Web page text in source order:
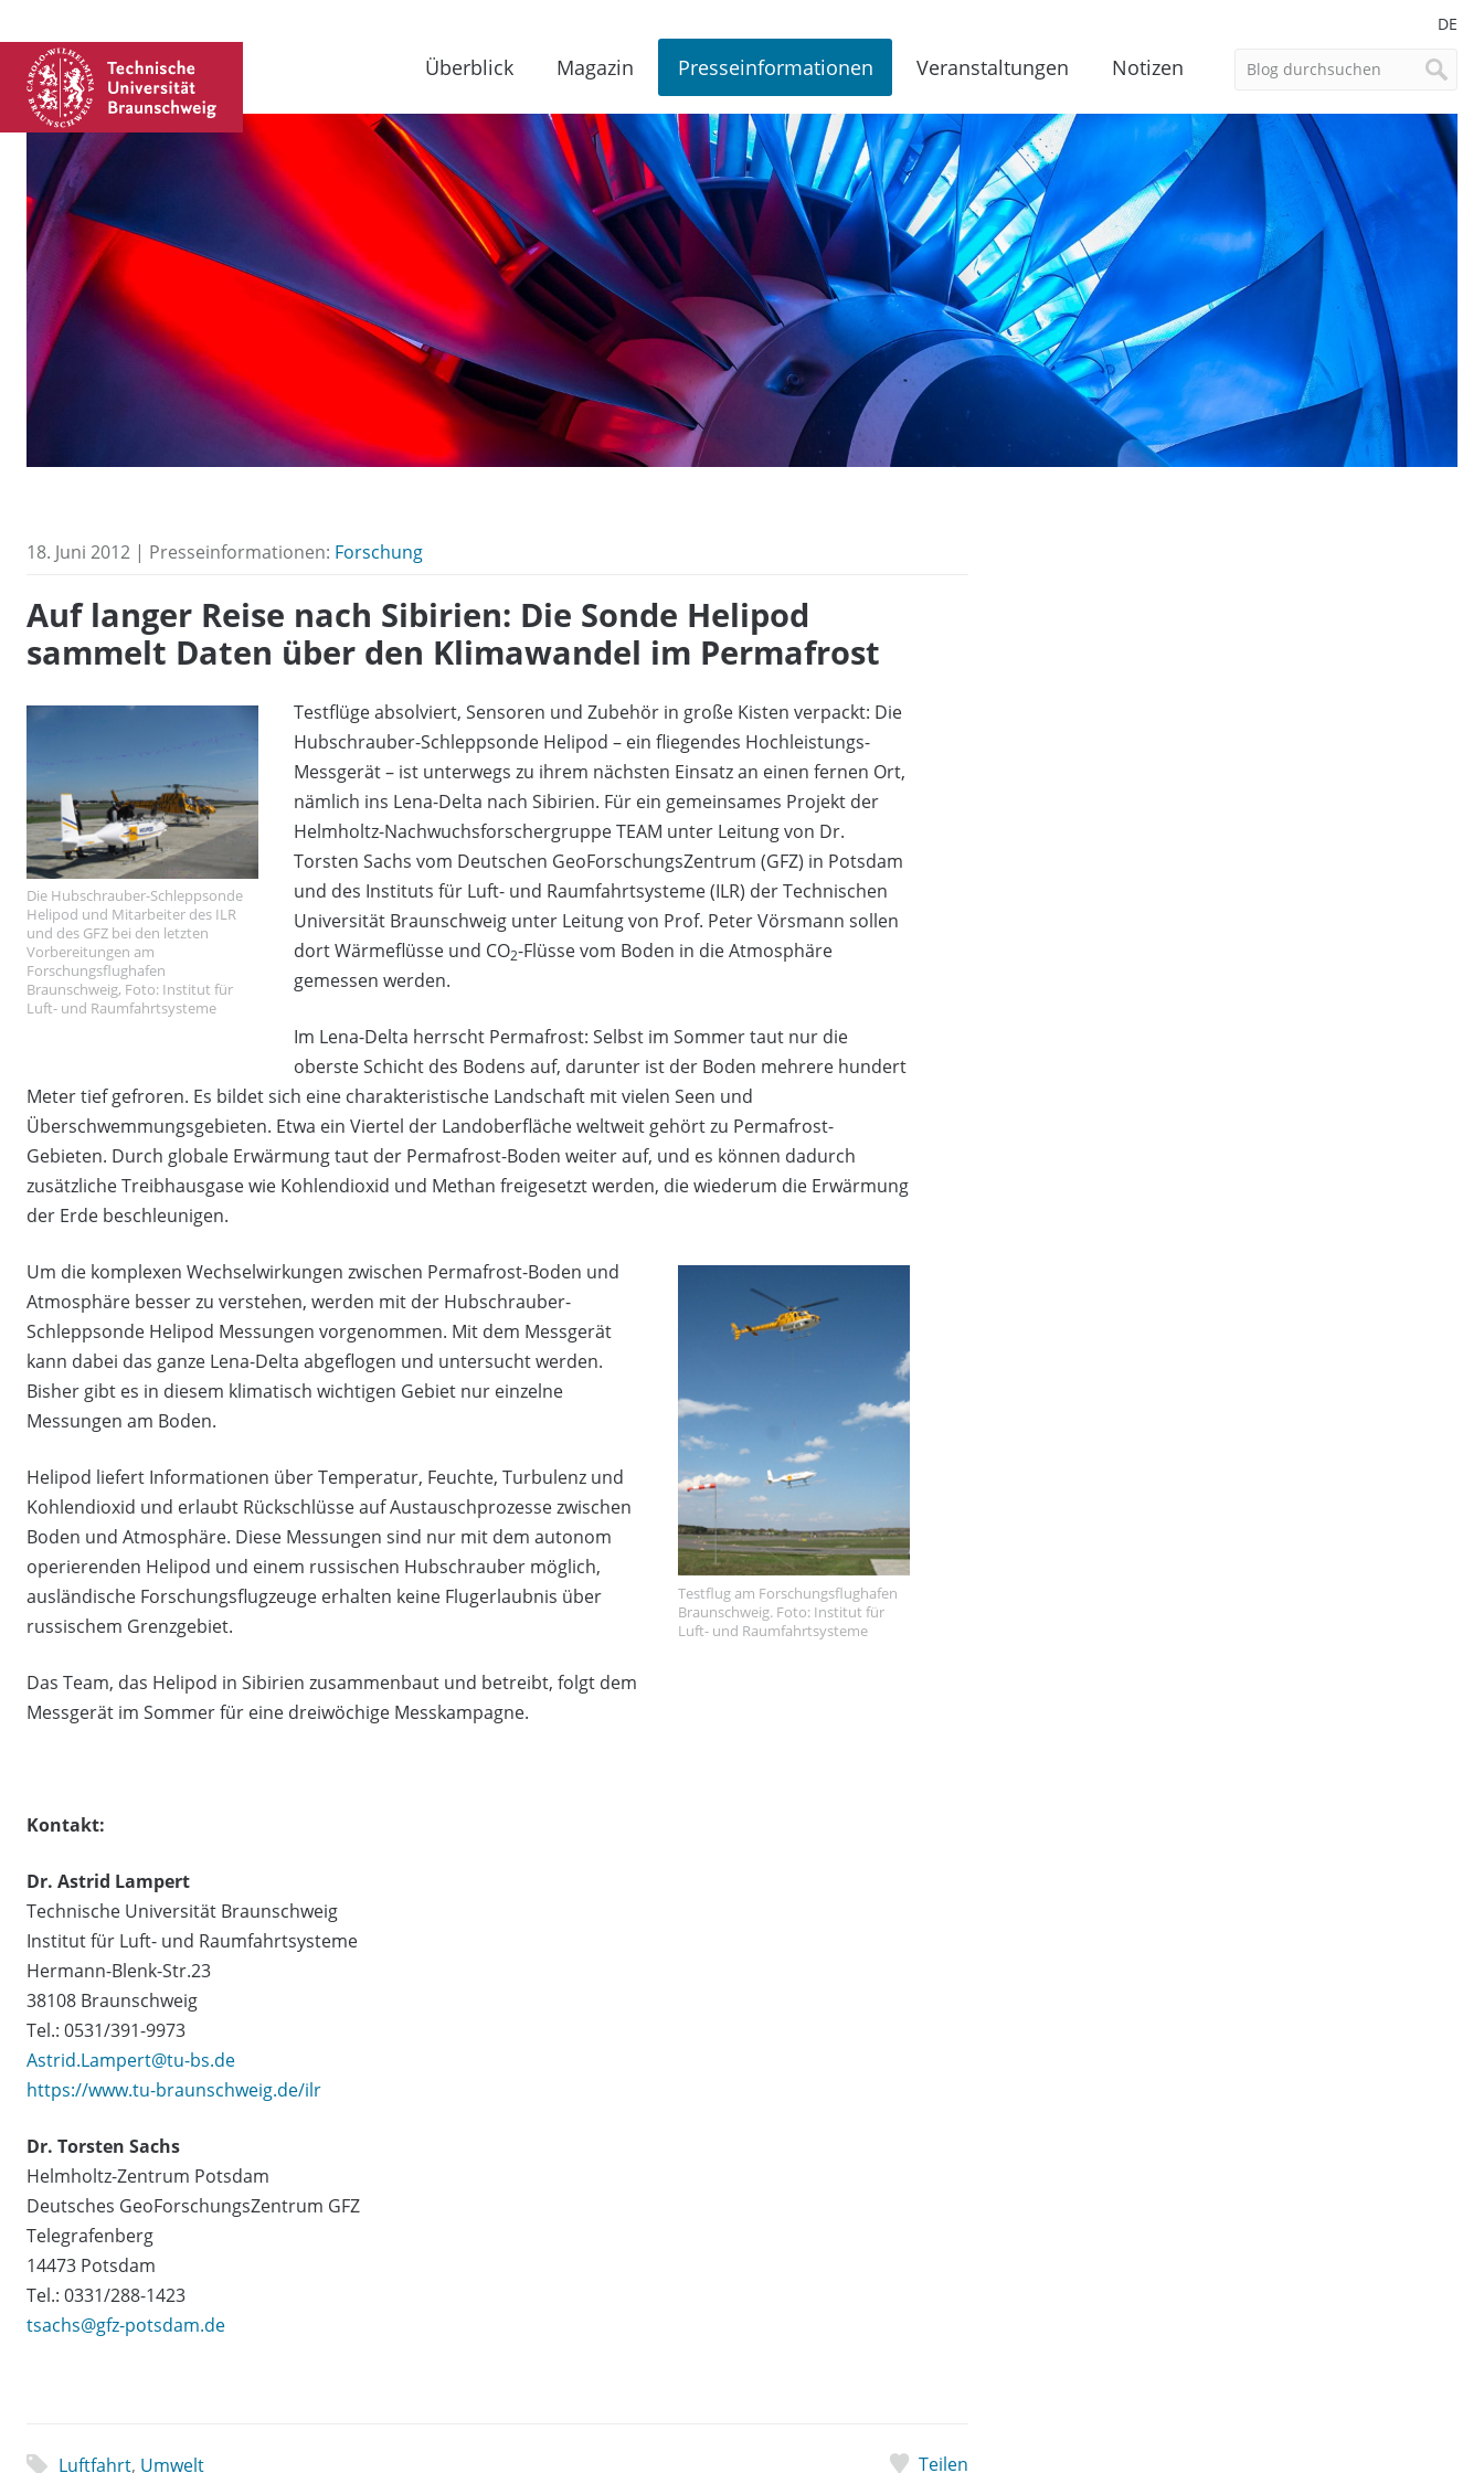
DE
Überblick Magazin Presseinformationen Veranstaltungen Notizen
18. Juni 2012 | Presseinformationen: Forschung
Auf langer Reise nach Sibirien: Die Sonde Helipod
sammelt Daten über den Klimawandel im Permafrost
Die Hubschrauber-Schleppsonde
Helipod und Mitarbeiter des ILR
und des GFZ bei den letzten
Vorbereitungen am
Forschungsflughafen
Braunschweig, Foto: Institut für
Luft- und Raumfahrtsysteme
Testflüge absolviert, Sensoren und Zubehör in große Kisten verpackt: Die
Hubschrauber-Schleppsonde Helipod – ein fliegendes Hochleistungs-
Messgerät – ist unterwegs zu ihrem nächsten Einsatz an einen fernen Ort,
nämlich ins Lena-Delta nach Sibirien. Für ein gemeinsames Projekt der
Helmholtz-Nachwuchsforschergruppe TEAM unter Leitung von Dr.
Torsten Sachs vom Deutschen GeoForschungsZentrum (GFZ) in Potsdam
und des Instituts für Luft- und Raumfahrtsysteme (ILR) der Technischen
Universität Braunschweig unter Leitung von Prof. Peter Vörsmann sollen
dort Wärmeflüsse und CO2-Flüsse vom Boden in die Atmosphäre
gemessen werden.
Im Lena-Delta herrscht Permafrost: Selbst im Sommer taut nur die
oberste Schicht des Bodens auf, darunter ist der Boden mehrere hundert
Meter tief gefroren. Es bildet sich eine charakteristische Landschaft mit vielen Seen und
Überschwemmungsgebieten. Etwa ein Viertel der Landoberfläche weltweit gehört zu Permafrost-
Gebieten. Durch globale Erwärmung taut der Permafrost-Boden weiter auf, und es können dadurch
zusätzliche Treibhausgase wie Kohlendioxid und Methan freigesetzt werden, die wiederum die Erwärmung
der Erde beschleunigen.
Testflug am Forschungsflughafen
Braunschweig. Foto: Institut für
Luft- und Raumfahrtsysteme
Um die komplexen Wechselwirkungen zwischen Permafrost-Boden und
Atmosphäre besser zu verstehen, werden mit der Hubschrauber-
Schleppsonde Helipod Messungen vorgenommen. Mit dem Messgerät
kann dabei das ganze Lena-Delta abgeflogen und untersucht werden.
Bisher gibt es in diesem klimatisch wichtigen Gebiet nur einzelne
Messungen am Boden.
Helipod liefert Informationen über Temperatur, Feuchte, Turbulenz und
Kohlendioxid und erlaubt Rückschlüsse auf Austauschprozesse zwischen
Boden und Atmosphäre. Diese Messungen sind nur mit dem autonom
operierenden Helipod und einem russischen Hubschrauber möglich,
ausländische Forschungsflugzeuge erhalten keine Flugerlaubnis über
russischem Grenzgebiet.
Das Team, das Helipod in Sibirien zusammenbaut und betreibt, folgt dem
Messgerät im Sommer für eine dreiwöchige Messkampagne.
Kontakt:
Dr. Astrid Lampert
Technische Universität Braunschweig
Institut für Luft- und Raumfahrtsysteme
Hermann-Blenk-Str.23
38108 Braunschweig
Tel.: 0531/391-9973
Astrid.Lampert@tu-bs.de
https://www.tu-braunschweig.de/ilr
Dr. Torsten Sachs
Helmholtz-Zentrum Potsdam
Deutsches GeoForschungsZentrum GFZ
Telegrafenberg
14473 Potsdam
Tel.: 0331/288-1423
tsachs@gfz-potsdam.de
Luftfahrt, Umwelt Teilen